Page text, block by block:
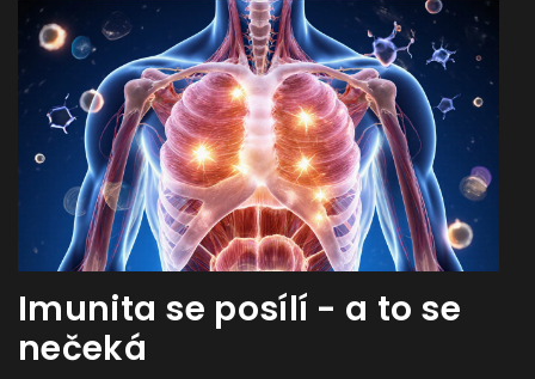
Imunita se posílí - a to se
nečeká